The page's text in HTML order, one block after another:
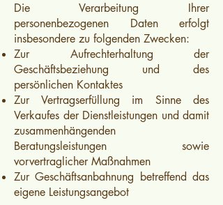
Die Verarbeitung Ihrer
personenbezogenen Daten erfolgt
insbesondere zu folgenden Zwecken:
Zur Aufrechterhaltung der
Geschäftsbeziehung und des
persönlichen Kontaktes
Zur Vertragserfüllung im Sinne des
Verkaufes der Dienstleistungen und damit
zusammenhängenden
Beratungsleistungen sowie
vorvertraglicher Maßnahmen
Zur Geschäftsanbahnung betreffend das
eigene Leistungsangebot